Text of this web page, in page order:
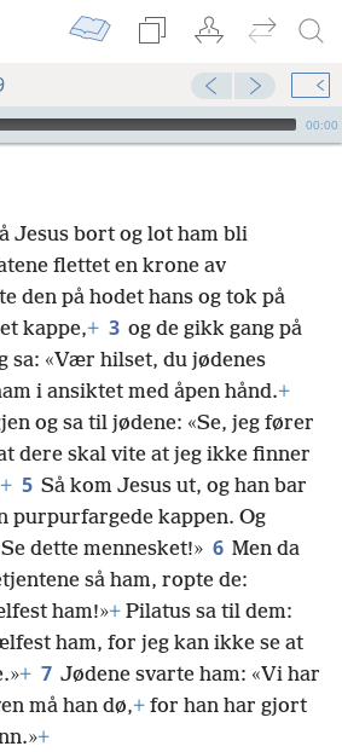
00:00
Jesus bort og lot ham bli
flettet en krone av
den på hodet hans og tok på
kappe,+ 3 og de gikk gang på
sa: «Vær hilset, du jødenes
i ansiktet med åpen hånd.+
og sa til jødene: «Se, jeg fører
dere skal vite at jeg ikke finner
+ 5 Så kom Jesus ut, og han bar
purpurfargede kappen. Og
dette mennesket!» 6 Men da
så ham, ropte de:
ham!»+ Pilatus sa til dem:
ham, for jeg kan ikke se at
+ 7 Jødene svarte ham: «Vi har
må han dø,+ for han har gjort
+